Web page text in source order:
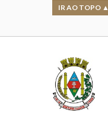
IR AO TOPO ▲